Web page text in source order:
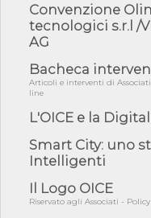
04/08/26 - International
COP31, An...
impugnar...
04/08/26 - Rapporto
04/08/26 - CdS:
acquiescenza r...
04/08/26 - DL
03/08/26 - TAR
esterno per v...
Convenzione
tecnologici s.r.l /
AG
Bacheca
Articoli e interventi di
line
L'OICE e la
Smart City: uno
Intelligenti
Il Logo OICE
Riservato agli Associati -